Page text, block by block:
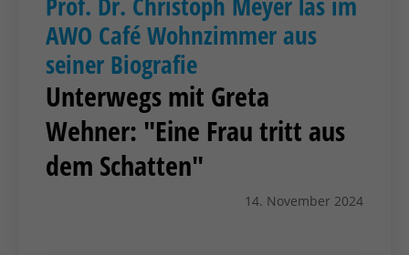
AWO Café Wohnzimmer aus
seiner Biografie
Unterwegs mit Greta
Wehner: "Eine Frau tritt aus
dem Schatten"
14. November 2024